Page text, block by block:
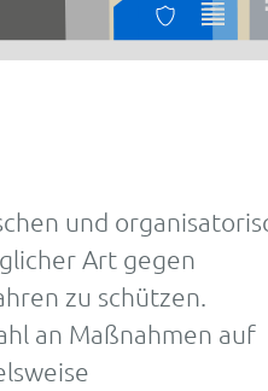
und
Art gegen
zu schützen.
an Maßnahmen auf